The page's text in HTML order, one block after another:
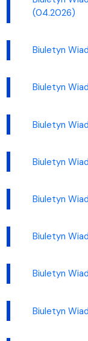
(04.2026)
Biuletyn
Biuletyn
Biuletyn
Biuletyn
Biuletyn
Biuletyn
Biuletyn
Biuletyn